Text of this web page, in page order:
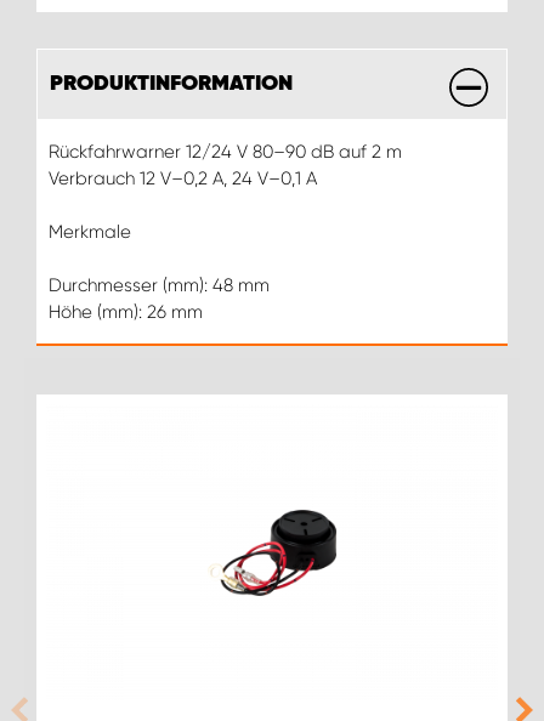
PRODUKTINFORMATION
Rückfahrwarner 12/24 V 80–90 dB auf 2 m
Verbrauch 12 V–0,2 A, 24 V–0,1 A
Merkmale
Durchmesser (mm): 48 mm
Höhe (mm): 26 mm